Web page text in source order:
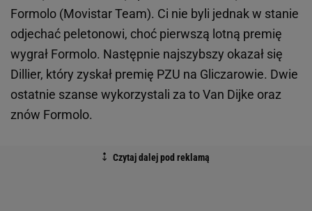
Formolo (Movistar Team). Ci nie byli jednak w stanie
odjechać peletonowi, choć pierwszą lotną premię
wygrał Formolo. Następnie najszybszy okazał się
Dillier, który zyskał premię PZU na Gliczarowie. Dwie
ostatnie szanse wykorzystali za to Van Dijke oraz
znów Formolo.